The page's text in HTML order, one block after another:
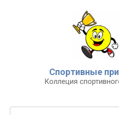
Спортивные
Коллеция